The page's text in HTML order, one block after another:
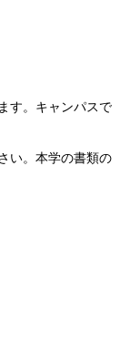
す。キャンパスで
い。本学の書類の